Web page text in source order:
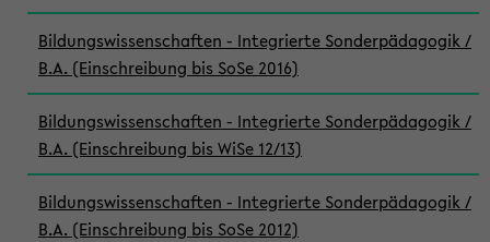
Bildungswissenschaften - Integrierte Sonderpädagogik /
B.A. (Einschreibung bis SoSe 2016)
Bildungswissenschaften - Integrierte Sonderpädagogik /
B.A. (Einschreibung bis WiSe 12/13)
Bildungswissenschaften - Integrierte Sonderpädagogik /
B.A. (Einschreibung bis SoSe 2012)